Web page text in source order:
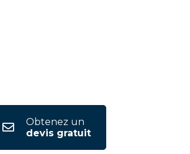
Obtenez un
devis gratuit